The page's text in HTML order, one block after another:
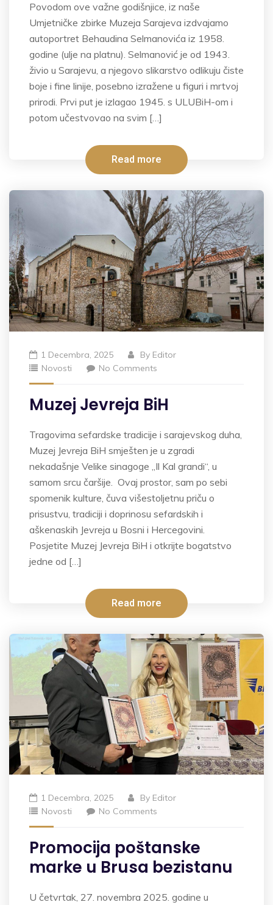
Povodom ove važne godišnjice, iz naše
Umjetničke zbirke Muzeja Sarajeva izdvajamo
autoportret Behaudina Selmanovića iz 1958.
godine (ulje na platnu). Selmanović je od 1943.
živio u Sarajevu, a njegovo slikarstvo odlikuju čiste
boje i fine linije, posebno izražene u figuri i mrtvoj
prirodi. Prvi put je izlagao 1945. s ULUBiH-om i
potom učestvovao na svim […]
Read more
1 Decembra, 2025 By Editor
Novosti
No Comments
Muzej Jevreja BiH
Tragovima sefardske tradicije i sarajevskog duha,
Muzej Jevreja BiH smješten je u zgradi
nekadašnje Velike sinagoge „Il Kal grandi“, u
samom srcu čaršije. Ovaj prostor, sam po sebi
spomenik kulture, čuva višestoljetnu priču o
prisustvu, tradiciji i doprinosu sefardskih i
aškenaskih Jevreja u Bosni i Hercegovini.
Posjetite Muzej Jevreja BiH i otkrijte bogatstvo
jedne od […]
Read more
1 Decembra, 2025 By Editor
Novosti
No Comments
Promocija poštanske
marke u Brusa bezistanu
U četvrtak, 27. novembra 2025. godine u